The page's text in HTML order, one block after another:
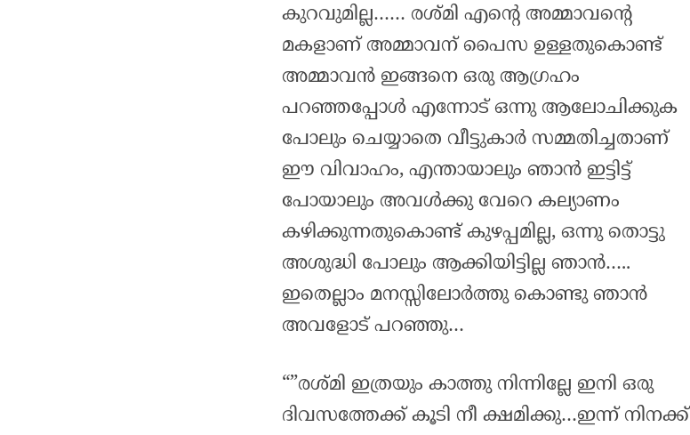
കുറവുമില്ല…… രശ്മി എന്റെ അമ്മാവന്റെ
മകളാണ് അമ്മാവന് പൈസ ഉള്ളതുകൊണ്ട്
അമ്മാവൻ ഇങ്ങനെ ഒരു ആഗ്രഹം
പറഞ്ഞപ്പോൾ എന്നോട് ഒന്നു ആലോചിക്കുക
പോലും ചെയ്യാതെ വീട്ടുകാർ സമ്മതിച്ചതാണ്
ഈ വിവാഹം, എന്തായാലും ഞാൻ ഇട്ടിട്ട്
പോയാലും അവൾക്കു വേറെ കല്യാണം
കഴിക്കുന്നതുകൊണ്ട് കുഴപ്പമില്ല, ഒന്നു തൊട്ടു
അശുദ്ധി പോലും ആക്കിയിട്ടില്ല ഞാൻ…..
ഇതെല്ലാം മനസ്സിലോർത്തു കൊണ്ടു ഞാൻ
അവളോട്‌ പറഞ്ഞു…
“”രശ്മി ഇത്രയും കാത്തു നിന്നില്ലേ ഇനി ഒരു
ദിവസത്തേക്ക് കൂടി നീ ക്ഷമിക്കു…ഇന്ന് നിനക്ക്